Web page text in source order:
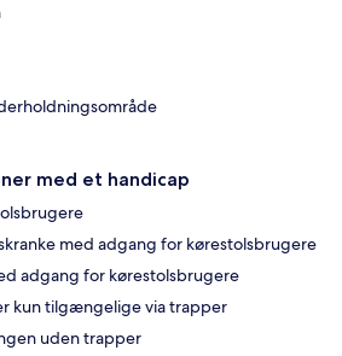
med et handicap
med adgang for kørestolsbrugere
adgang for kørestolsbrugere
kun tilgængelige via trapper
uden trapper